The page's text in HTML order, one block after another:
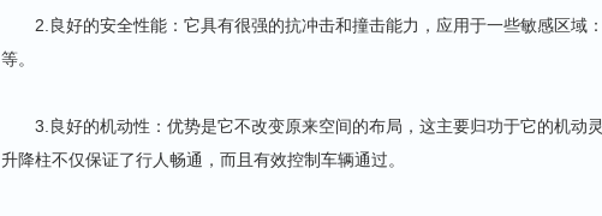
2.良好的安全性能：它具有很强的抗冲击和撞击能力，应用于一些敏感区域
等。
3.良好的机动性：优势是它不改变原来空间的布局，这主要归功于它的机动灵
升降柱不仅保证了行人畅通，而且有效控制车辆通过。